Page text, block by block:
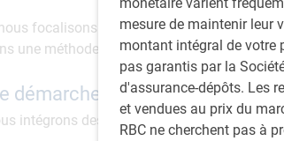
mesure de maintenir leur
montant intégral de votre
pas garantis par la
d'assurance-dépôts. Les
et vendues au prix du
RBC ne cherchent pas à
focalisons sur les thèmes de longue
une méthode systématique exhaustive
démarche ESG
intégrons des critères ESG importants